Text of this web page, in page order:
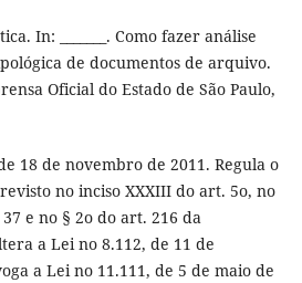
In: _______. Como fazer análise
de documentos de arquivo.
Oficial do Estado de São Paulo,
18 de novembro de 2011. Regula o
no inciso XXXIII do art. 5o, no
e no § 2o do art. 216 da
a Lei no 8.112, de 11 de
a Lei no 11.111, de 5 de maio de